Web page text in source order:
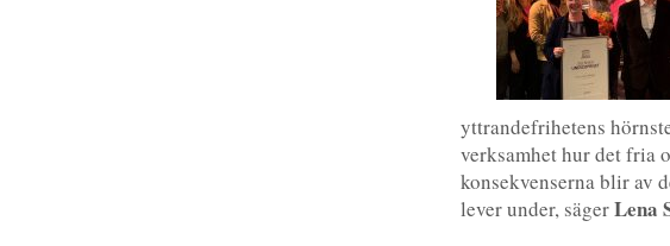
yttrandefrihetens
verksamhet hur det fria
konsekvenserna blir av
lever under, sägerLena